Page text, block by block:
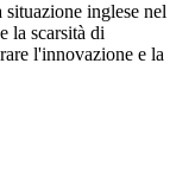
inglese nel
la scarsità di
l'innovazione e la